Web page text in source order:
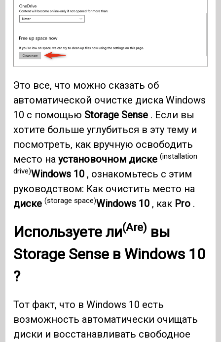
Это все, что можно сказать об
автоматической очистке диска Windows
10 с помощью Storage Sense . Если вы
хотите больше углубиться в эту тему и
посмотреть, как вручную освободить
место наустановочном диске(installation
drive)Windows 10 , ознакомьтесь с этим
руководством: Как очистить место на
диске(storage space)Windows 10 , как Pro .
Используете ли(Are) вы
Storage Sense вWindows 10
?
Тот факт, что в Windows 10 есть
возможность автоматически очищать
диски и восстанавливать свободное